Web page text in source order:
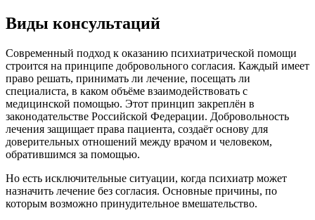
Виды консультаций
Современный подход к оказанию психиатрической помощи
строится на принципе добровольного согласия. Каждый имеет
право решать, принимать ли лечение, посещать ли
специалиста, в каком объёме взаимодействовать с
медицинской помощью. Этот принцип закреплён в
законодательстве Российской Федерации. Добровольность
лечения защищает права пациента, создаёт основу для
доверительных отношений между врачом и человеком,
обратившимся за помощью.
Но есть исключительные ситуации, когда психиатр может
назначить лечение без согласия. Основные причины, по
которым возможно принудительное вмешательство.